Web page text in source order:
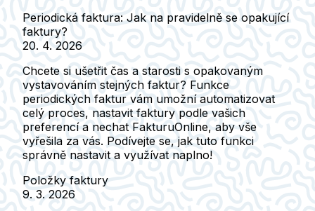
Periodická faktura: Jak na pravidelně se opakující
faktury?
20. 4. 2026
Chcete si ušetřit čas a starosti s opakovaným
vystavováním stejných faktur? Funkce
periodických faktur vám umožní automatizovat
celý proces, nastavit faktury podle vašich
preferencí a nechat FakturuOnline, aby vše
vyřešila za vás. Podívejte se, jak tuto funkci
správně nastavit a využívat naplno!
Položky faktury
9. 3. 2026